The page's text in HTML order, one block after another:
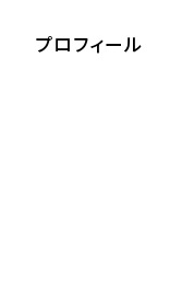
プロフィール